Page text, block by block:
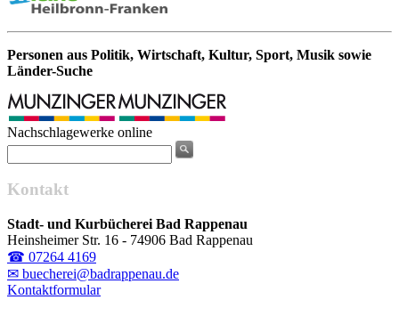
Personen aus Politik, Wirtschaft, Kultur, Sport, Musik sowie
Länder-Suche
Nachschlagewerke online
Kontakt
Stadt- und Kurbücherei Bad Rappenau
Heinsheimer Str. 16 - 74906 Bad Rappenau
☎ 07264 4169
✉ buecherei@badrappenau.de
Kontaktformular